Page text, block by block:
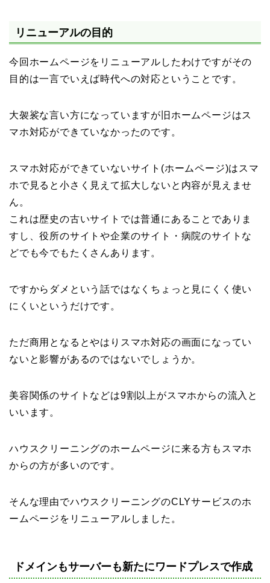
リニューアルの目的
今回ホームページをリニューアルしたわけですがその
目的は一言でいえば時代への対応ということです。
大袈裟な言い方になっていますが旧ホームページはス
マホ対応ができていなかったのです。
スマホ対応ができていないサイト(ホームページ)はスマ
ホで見ると小さく見えて拡大しないと内容が見えませ
ん。
これは歴史の古いサイトでは普通にあることでありま
すし、役所のサイトや企業のサイト・病院のサイトな
どでも今でもたくさんあります。
ですからダメという話ではなくちょっと見にくく使い
にくいというだけです。
ただ商用となるとやはりスマホ対応の画面になってい
ないと影響があるのではないでしょうか。
美容関係のサイトなどは9割以上がスマホからの流入と
いいます。
ハウスクリーニングのホームページに来る方もスマホ
からの方が多いのです。
そんな理由でハウスクリーニングのCLYサービスのホ
ームページをリニューアルしました。
ドメインもサーバーも新たにワードプレスで作成